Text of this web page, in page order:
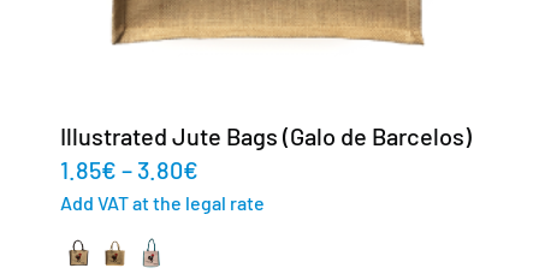
Illustrated Jute Bags (Galo de Barcelos)
1.85€ – 3.80€
Add VAT at the legal rate